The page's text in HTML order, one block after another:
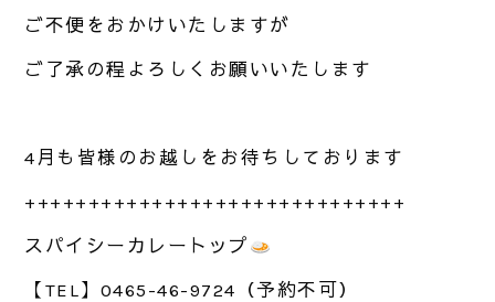
ご不便をおかけいたしますが
ご了承の程よろしくお願いいたします
4月も皆様のお越しをお待ちしております
++++++++++++++++++++++++++++++
スパイシーカレートップ
【TEL】0465-46-9724（予約不可）